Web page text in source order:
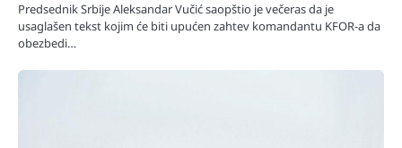
Predsednik Srbije Aleksandar Vučić saopštio je večeras da je
usaglašen tekst kojim će biti upućen zahtev komandantu KFOR-a da
obezbedi…